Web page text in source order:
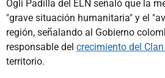
Ogli Padilla del ELN señaló que la
"grave situación humanitaria" y el
región, señalando al Gobierno
responsable del crecimiento del
territorio.